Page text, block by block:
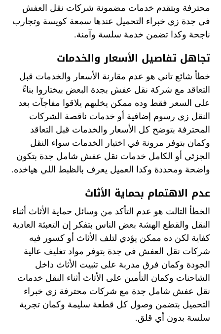
محترفة وبتقدم خدمات مضمونة شركات نقل العفش
في جدة زي خبراء التحميل عندها سمعة كويسة وتجارب
ناجحة وكدا تضمن خدمة سلسة وآمنة.
تجاهل تفاصيل الأسعار والخدمات
خطأ شائع تاني هو عدم مقارنة الأسعار والخدمات قبل
التعاقد مع شركة نقل عفش بجدة البعض بيختاروا بناءً
على السعر فقط وده ممكن يخليهم يلاقوا مفاجآت بعد
النقل زي رسوم إضافية أو خدمات ناقصة الشركات
المحترفة بتوضح كل الأسعار والخدمات قبل التعاقد
وكمان بتوفر مرونة في اختيار الخدمات سواء النقل
الجزئي أو الكامل خدمات نقل عفش شامل جدة بتكون
واضحة ومحددة وكدا العميل يعرف بالظبط اللي هياخده.
عدم الاهتمام بحماية الأثاث
الخطأ التالت هو عدم التأكد من وسائل حماية الأثاث أثناء
النقل والقطع الهشة بعض الناس بتفكر إن التعبئة العادية
كفاية لكن ده ممكن يؤدي لتلف الأثاث أو كسور فيه
شركات نقل العفش في جدة بتوفر مواد تغليف عالية
الجودة وكمان فرق مدربة على تثبيت الأثاث داخل
الشاحنات وكمان التأمين على الأثاث أثناء النقل خدمات
نقل عفش شامل جدة مع شركات محترفة زي خبراء
التحميل بتضمن وصول كل قطعة سليمة وكمان تجربة
سلسة بدون أي قلق.